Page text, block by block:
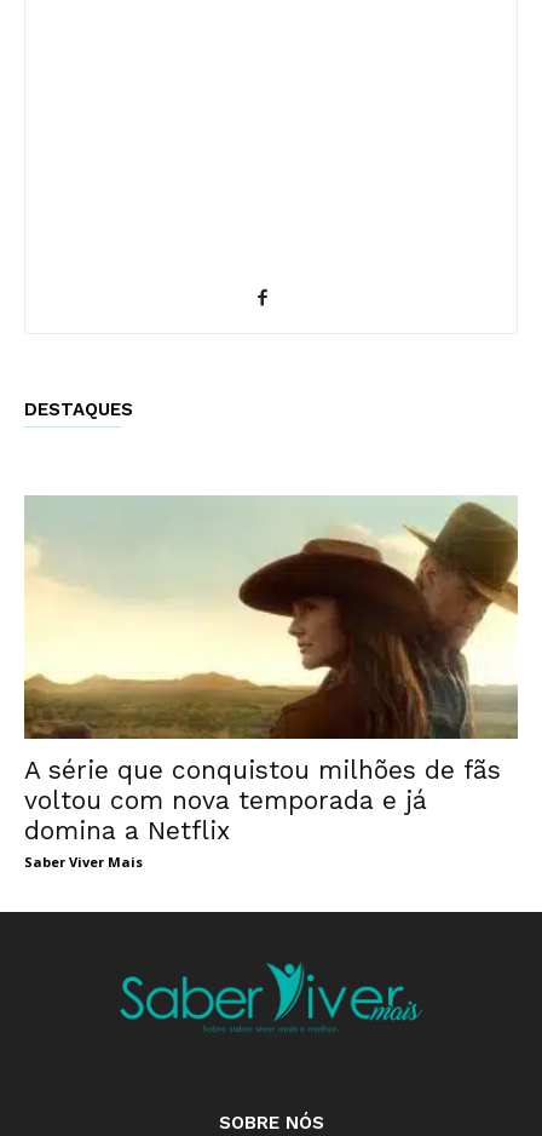
DESTAQUES
A série que conquistou milhões de fãs
voltou com nova temporada e já
domina a Netflix
Saber Viver Mais
SOBRE NÓS